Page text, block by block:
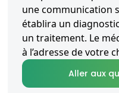
une communication
établira un
un traitement. Le
à l’adresse de votre
Aller aux